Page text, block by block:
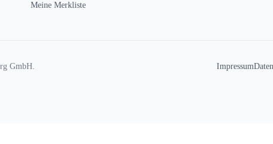
Meine Merkliste
GmbH.
Impressum